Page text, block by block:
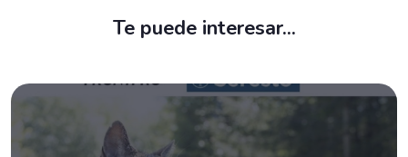
Te puede interesar...